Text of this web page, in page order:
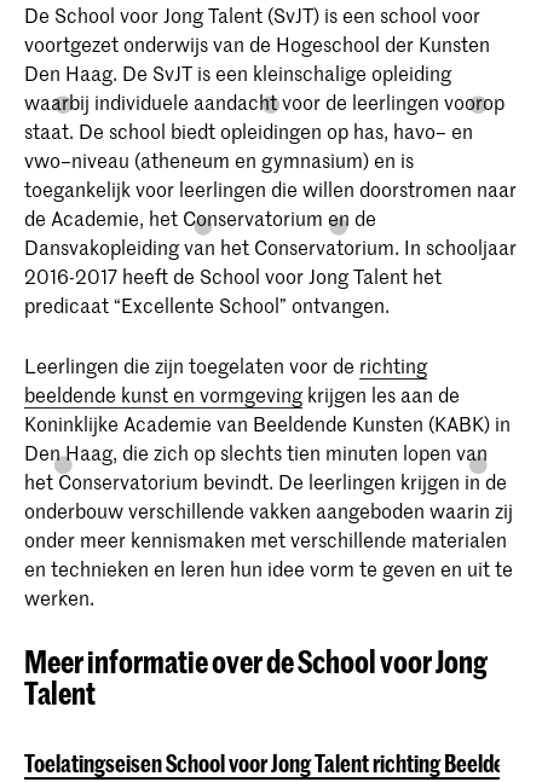
School voor Jong Talent
De School voor Jong Talent (SvJT) is een
school voor basisonderwijs (groep 7 en
8) en voortgezet onderwijs van de
Hogeschool der Kunsten Den Haag. De
school biedt opleidingen op has, havo–
en vwo–niveau (atheneum en
gymnasium).
De School voor Jong Talent (SvJT) is een school voor
voortgezet onderwijs van de Hogeschool der Kunsten
Den Haag. De SvJT is een kleinschalige opleiding
waarbij individuele aandacht voor de leerlingen voorop
staat. De school biedt opleidingen op has, havo– en
vwo–niveau (atheneum en gymnasium) en is
toegankelijk voor leerlingen die willen doorstromen naar
de Academie, het Conservatorium en de
Dansvakopleiding van het Conservatorium. In schooljaar
2016-2017 heeft de School voor Jong Talent het
predicaat “Excellente School” ontvangen.
Leerlingen die zijn toegelaten voor de richting
beeldende kunst en vormgevingkrijgen les aan de
Koninklijke Academie van Beeldende Kunsten (KABK) in
Den Haag, die zich op slechts tien minuten lopen van
het Conservatorium bevindt. De leerlingen krijgen in de
onderbouw verschillende vakken aangeboden waarin zij
onder meer kennismaken met verschillende materialen
en technieken en leren hun idee vorm te geven en uit te
werken.
Meer informatie over de School voor Jong
Talent
Toelatingseisen School voor Jong Talent richting